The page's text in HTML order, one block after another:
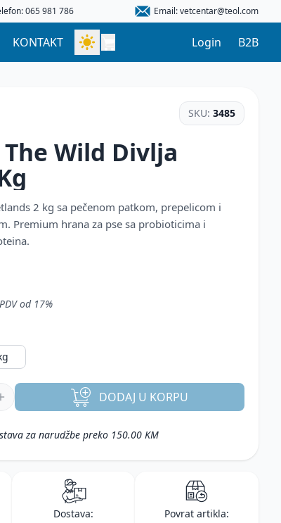
065 981 786 Email: vetcentar@teol.com
KONTAKT Login B2B
SKU: 3485
Wild Divlja
2 kg sa pečenom patkom, prepelicom i
Premium hrana za pse sa probioticima i
od 17%
DODAJ U KORPU
za narudžbe preko 150.00 KM
Dostava:
Povrat artikla: